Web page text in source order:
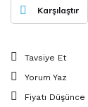
Karşılaştır
Tavsiye Et
Yorum Yaz
Fiyatı